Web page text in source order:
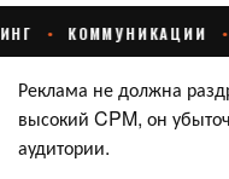
Реклама не должна
высокий CPM, он
аудитории.